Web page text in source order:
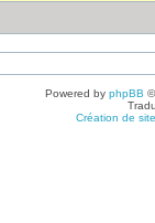
Powered by phpBB
Création de